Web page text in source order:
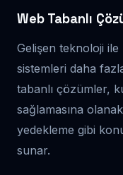
Web Tabanlı
Gelişen teknoloji
sistemleri daha
tabanlı çözümler,
sağlamasına
yedekleme gibi
sunar.